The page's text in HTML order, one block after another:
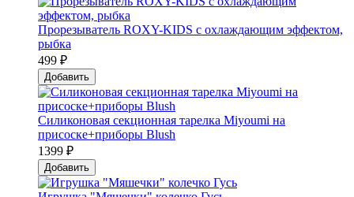
Прорезыватель ROXY-KIDS с охлаждающим эффектом,
рыбка
499 ₽
Добавить
Силиконовая секционная тарелка Мiyoumi на
присоске+приборы Blush
1399 ₽
Добавить